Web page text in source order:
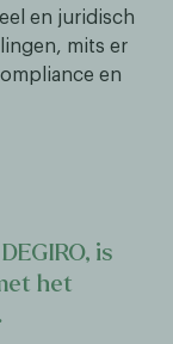
en juridisch
mits er
en
is
het